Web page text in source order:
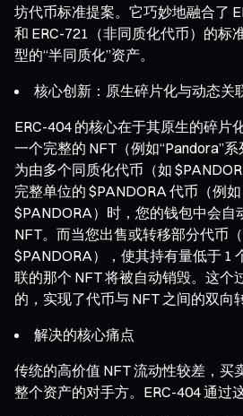
坊代币标准提案。它巧妙地融合了
和 ERC-721（非同质化代币）的标
型的“半同质化”资产。
核心创新：原生碎片化与动态关
ERC-404 的核心在于其原生的碎片
一个完整的 NFT（例如“Pandora”
为由多个同质化代币（如
完整单位的 $PANDORA 代币（例
$PANDORA）时，您的钱包中会自
NFT。而当您出售或转移部分代币
$PANDORA），使其持有量低于 1
联的那个 NFT 将被自动销毁。这个
的，实现了代币与 NFT 之间的双向
解决的核心痛点
传统的高价值 NFT 流动性较差，买
整个资产的对手方。ERC-404 通过